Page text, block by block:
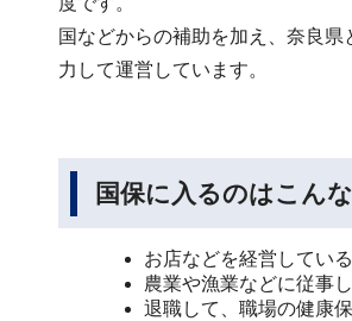
国などからの補助を加え、奈良県
力して運営しています。
国保に入るのはこん
お店などを経営してい
農業や漁業などに従事
退職して、職場の健康